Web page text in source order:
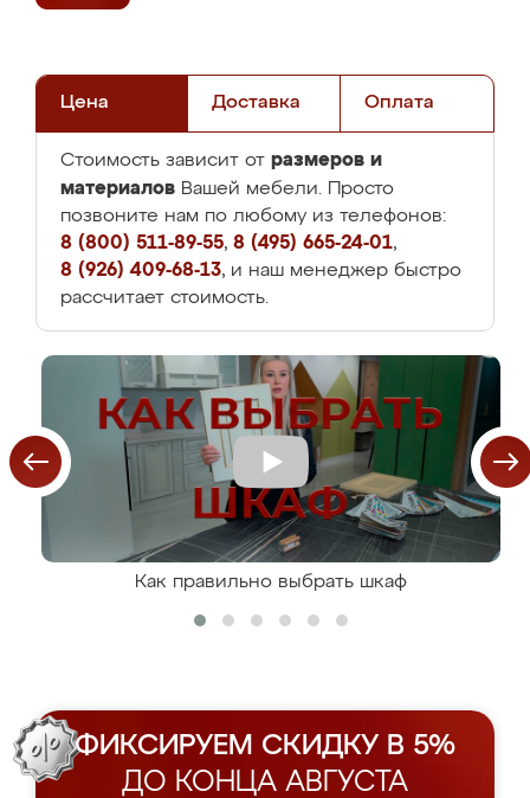
Цена Доставка Оплата
Стоимость зависит от размеров и
материалов Вашей мебели. Просто
позвоните нам по любому из телефонов:
8 (800) 511-89-55, 8 (495) 665-24-01,
8 (926) 409-68-13, и наш менеджер быстро
рассчитает стоимость.
Как правильно выбрать шкаф
ФИКСИРУЕМ СКИДКУ В 5%
ДО КОНЦА АВГУСТА